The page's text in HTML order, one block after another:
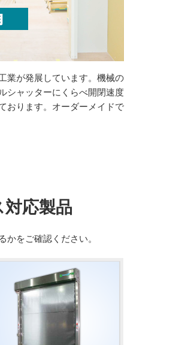
業が発展しています。機械の
シャッターにくらべ開閉速度
おります。オーダーメイドで
応製品
をご確認ください。